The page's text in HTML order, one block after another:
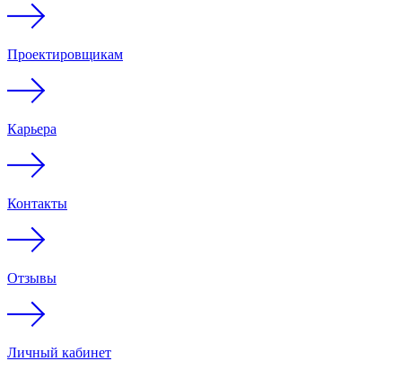
Проектировщикам
Карьера
Контакты
Отзывы
Личный кабинет